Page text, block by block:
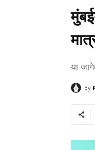
या
By